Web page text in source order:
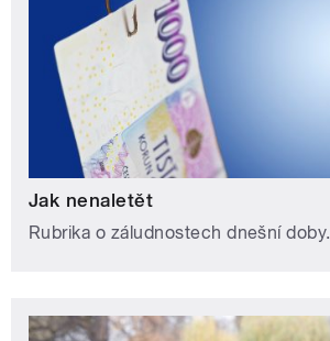
Jak nenaletět
Rubrika o záludnostech dnešní doby.